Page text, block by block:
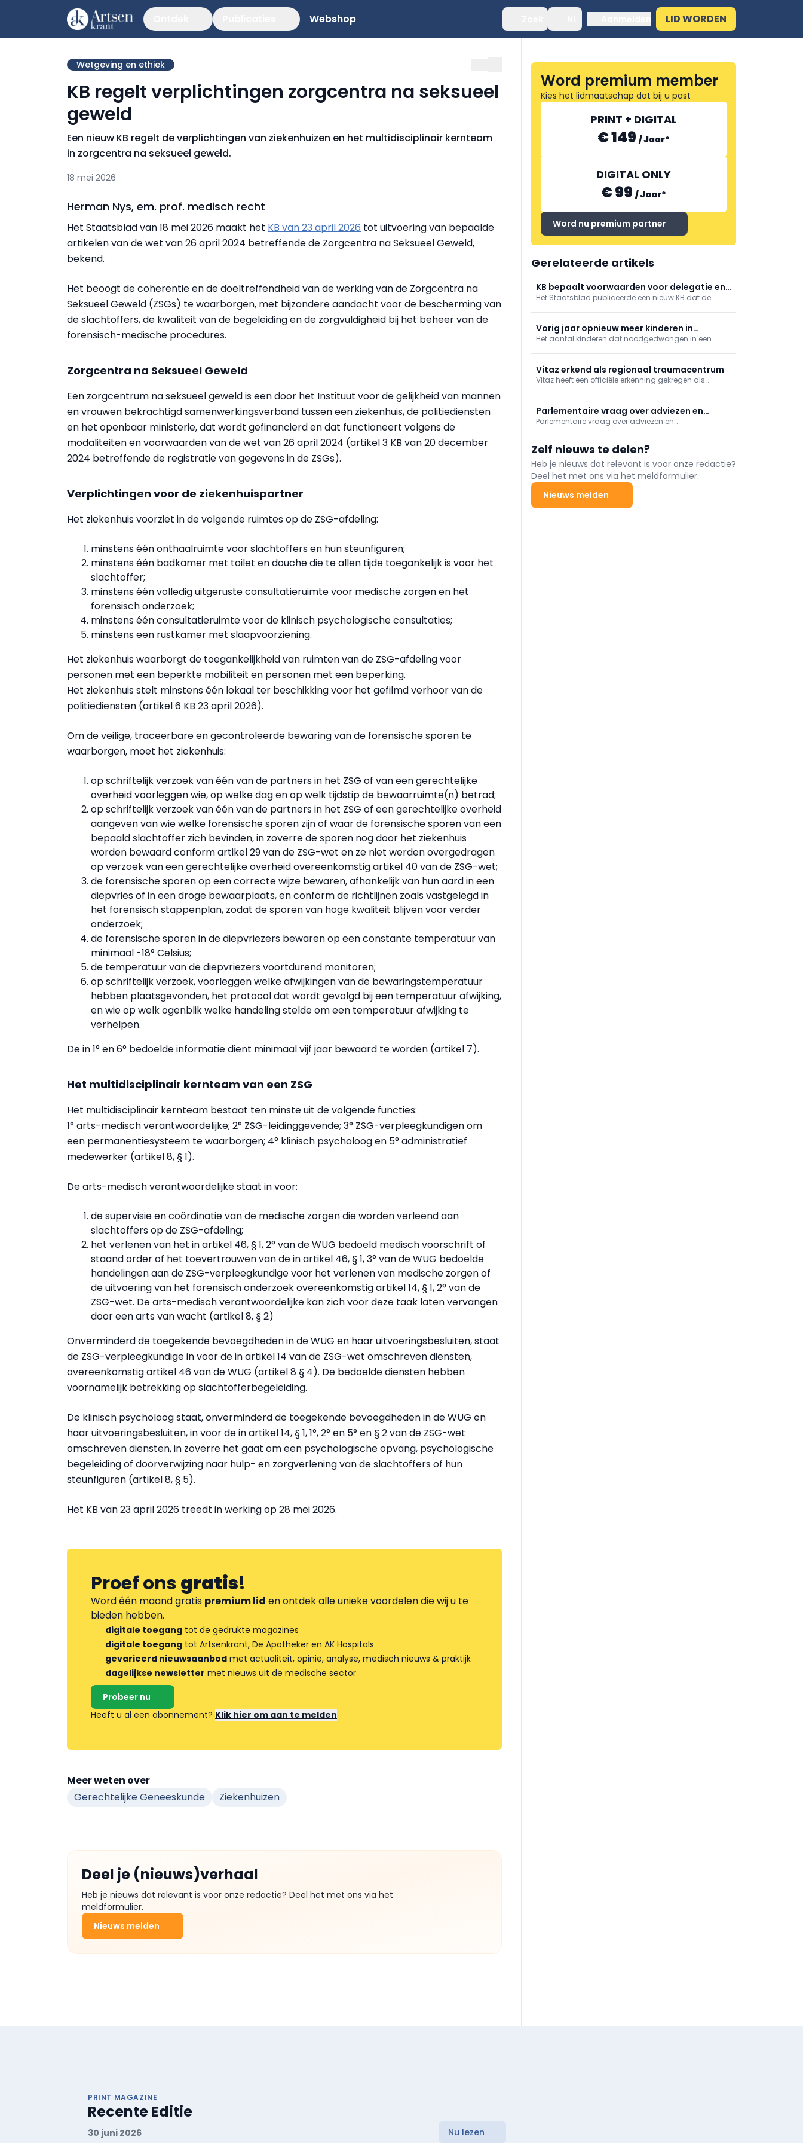
Webshop LID WORDEN
Wetgeving en ethiek
KB regelt verplichtingen zorgcentra na seksueel
geweld
Een nieuw KB regelt de verplichtingen van ziekenhuizen en het multidisciplinair kernteam
in zorgcentra na seksueel geweld.
18 mei 2026
Herman Nys, em. prof. medisch recht
Het Staatsblad van 18 mei 2026 maakt het KB van 23 april 2026 tot uitvoering van bepaalde
artikelen van de wet van 26 april 2024 betreffende de Zorgcentra na Seksueel Geweld,
bekend.
Het beoogt de coherentie en de doeltreffendheid van de werking van de Zorgcentra na
Seksueel Geweld (ZSGs) te waarborgen, met bijzondere aandacht voor de bescherming van
de slachtoffers, de kwaliteit van de begeleiding en de zorgvuldigheid bij het beheer van de
forensisch-medische procedures.
Zorgcentra na Seksueel Geweld
Een zorgcentrum na seksueel geweld is een door het Instituut voor de gelijkheid van mannen
en vrouwen bekrachtigd samenwerkingsverband tussen een ziekenhuis, de politiediensten
en het openbaar ministerie, dat wordt gefinancierd en dat functioneert volgens de
modaliteiten en voorwaarden van de wet van 26 april 2024 (artikel 3 KB van 20 december
2024 betreffende de registratie van gegevens in de ZSGs).
Verplichtingen voor de ziekenhuispartner
Het ziekenhuis voorziet in de volgende ruimtes op de ZSG-afdeling:
minstens één onthaalruimte voor slachtoffers en hun steunfiguren;
minstens één badkamer met toilet en douche die te allen tijde toegankelijk is voor het
slachtoffer;
minstens één volledig uitgeruste consultatieruimte voor medische zorgen en het
forensisch onderzoek;
minstens één consultatieruimte voor de klinisch psychologische consultaties;
minstens een rustkamer met slaapvoorziening.
Het ziekenhuis waarborgt de toegankelijkheid van ruimten van de ZSG-afdeling voor
personen met een beperkte mobiliteit en personen met een beperking.
Het ziekenhuis stelt minstens één lokaal ter beschikking voor het gefilmd verhoor van de
politiediensten (artikel 6 KB 23 april 2026).
Om de veilige, traceerbare en gecontroleerde bewaring van de forensische sporen te
waarborgen, moet het ziekenhuis:
op schriftelijk verzoek van één van de partners in het ZSG of van een gerechtelijke
overheid voorleggen wie, op welke dag en op welk tijdstip de bewaarruimte(n) betrad;
op schriftelijk verzoek van één van de partners in het ZSG of een gerechtelijke overheid
aangeven van wie welke forensische sporen zijn of waar de forensische sporen van een
bepaald slachtoffer zich bevinden, in zoverre de sporen nog door het ziekenhuis
worden bewaard conform artikel 29 van de ZSG-wet en ze niet werden overgedragen
op verzoek van een gerechtelijke overheid overeenkomstig artikel 40 van de ZSG-wet;
de forensische sporen op een correcte wijze bewaren, afhankelijk van hun aard in een
diepvries of in een droge bewaarplaats, en conform de richtlijnen zoals vastgelegd in
het forensisch stappenplan, zodat de sporen van hoge kwaliteit blijven voor verder
onderzoek;
de forensische sporen in de diepvriezers bewaren op een constante temperatuur van
minimaal -18° Celsius;
de temperatuur van de diepvriezers voortdurend monitoren;
op schriftelijk verzoek, voorleggen welke afwijkingen van de bewaringstemperatuur
hebben plaatsgevonden, het protocol dat wordt gevolgd bij een temperatuur afwijking,
en wie op welk ogenblik welke handeling stelde om een temperatuur afwijking te
verhelpen.
De in 1° en 6° bedoelde informatie dient minimaal vijf jaar bewaard te worden (artikel 7).
Het multidisciplinair kernteam van een ZSG
Het multidisciplinair kernteam bestaat ten minste uit de volgende functies:
1° arts-medisch verantwoordelijke; 2° ZSG-leidinggevende; 3° ZSG-verpleegkundigen om
een permanentiesysteem te waarborgen; 4° klinisch psycholoog en 5° administratief
medewerker (artikel 8, § 1).
De arts-medisch verantwoordelijke staat in voor:
de supervisie en coördinatie van de medische zorgen die worden verleend aan
slachtoffers op de ZSG-afdeling;
het verlenen van het in artikel 46, § 1, 2° van de WUG bedoeld medisch voorschrift of
staand order of het toevertrouwen van de in artikel 46, § 1, 3° van de WUG bedoelde
handelingen aan de ZSG-verpleegkundige voor het verlenen van medische zorgen of
de uitvoering van het forensisch onderzoek overeenkomstig artikel 14, § 1, 2° van de
ZSG-wet. De arts-medisch verantwoordelijke kan zich voor deze taak laten vervangen
door een arts van wacht (artikel 8, § 2)
Onverminderd de toegekende bevoegdheden in de WUG en haar uitvoeringsbesluiten, staat
de ZSG-verpleegkundige in voor de in artikel 14 van de ZSG-wet omschreven diensten,
overeenkomstig artikel 46 van de WUG (artikel 8 § 4). De bedoelde diensten hebben
voornamelijk betrekking op slachtofferbegeleiding.
De klinisch psycholoog staat, onverminderd de toegekende bevoegdheden in de WUG en
haar uitvoeringsbesluiten, in voor de in artikel 14, § 1, 1°, 2° en 5° en § 2 van de ZSG-wet
omschreven diensten, in zoverre het gaat om een psychologische opvang, psychologische
begeleiding of doorverwijzing naar hulp- en zorgverlening van de slachtoffers of hun
steunfiguren (artikel 8, § 5).
Het KB van 23 april 2026 treedt in werking op 28 mei 2026.
Proef onsgratis!
Word één maand gratis premium lid en ontdek alle unieke voordelen die wij u te
bieden hebben.
digitale toegang tot de gedrukte magazines
digitale toegang tot Artsenkrant, De Apotheker en AK Hospitals
gevarieerd nieuwsaanbod met actualiteit, opinie, analyse, medisch nieuws & praktijk
dagelijkse newsletter met nieuws uit de medische sector
Probeer nu
Heeft u al een abonnement? Klik hier om aan te melden
Meer weten over
Gerechtelijke Geneeskunde
Ziekenhuizen
Deel je (nieuws)verhaal
Heb je nieuws dat relevant is voor onze redactie? Deel het met ons via het
meldformulier.
Nieuws melden
Word premium member
Kies het lidmaatschap dat bij u past
PRINT + DIGITAL
€ 149 /Jaar*
DIGITAL ONLY
€ 99 /Jaar*
Word nu premium partner
Gerelateerde artikels
KB bepaalt voorwaarden voor delegatie en
uitvoering van verpleegkundige
handelingen in het kader van een
gestructureerd zorgteam
Het Staatsblad publiceerde een nieuw KB dat de
gestructureerd zorgteam.
Vorig jaar opnieuw meer kinderen in
ziekenhuis bij gebrek aan jeugdhulp
Het aantal kinderen dat noodgedwongen in een
Vitaz erkend als regionaal traumacentrum
Vitaz heeft een officiële erkenning gekregen als
de opvang en behandeling van zwaargewonde
patiënten en wordt het een volwaardige partner
binnen het Antwerp Trauma Network (ATN).
Parlementaire vraag over adviezen en
impactanalyses met betrekking tot de
hervorming ziekenhuislandschap
Parlementaire vraag over adviezen en
Zelf nieuws te delen?
Heb je nieuws dat relevant is voor onze redactie?
Deel het met ons via het meldformulier.
Nieuws melden
PRINT MAGAZINE
Recente Editie
30 juni 2026 Nu lezen